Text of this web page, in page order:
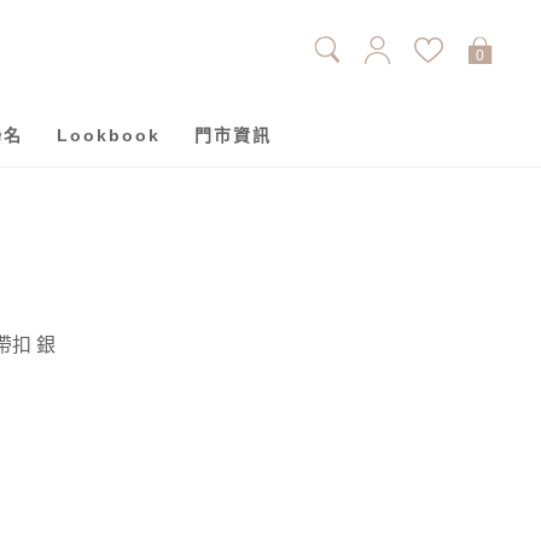
Lookbook 門市資訊
俏皮雙層蝴蝶結鞋帶扣 銀
0